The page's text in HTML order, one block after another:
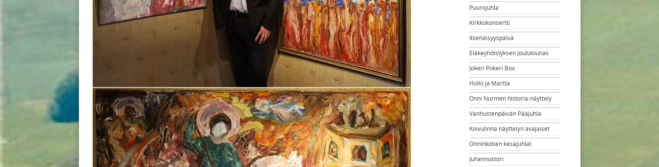
Puurojuhla
Kirkkokonsertti
Itsenäisyyspäivä
Eläkeyhdistyksen Joululounas
Jokeri Pokeri Box
Hollo ja Martta
Onni Nurmen historia-näyttely
Vanhustenpäivän Pääjuhla
Koivulinna näyttelyn avajaiset
Onninkotien kesäjuhlat
Juhannustori